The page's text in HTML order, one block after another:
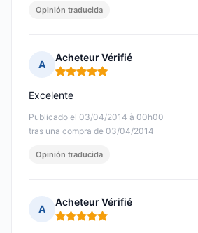
Opinión traducida
A
Acheteur Vérifié
Nota: 5 de 5
Publicado el 03/04/2014 à 00h00
tras una compra de 03/04/2014
Excelente
Opinión traducida
A
Acheteur Vérifié
Nota: 5 de 5